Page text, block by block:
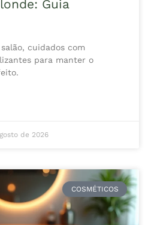
Guia
cuidados com
para manter o
de 2026
COSMÉTICOS